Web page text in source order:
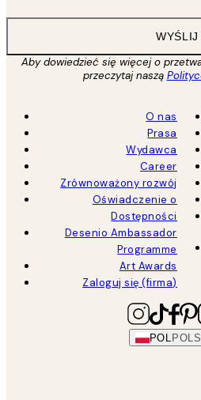
WYŚLIJ
Aby dowiedzieć się więcej o
przeczytaj naszą
O nas
Prasa
Wydawca
Career
Zrównoważony rozwój
Oświadczenie o
Dostępności
Desenio Ambassador
Programme
Art Awards
Zaloguj się (firma)
POL